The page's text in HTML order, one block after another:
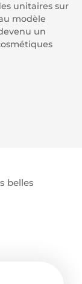
unitaires sur
modèle
un
belles